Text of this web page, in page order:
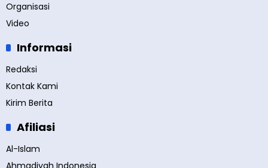
Organisasi
Video
Informasi
Redaksi
Kontak Kami
Kirim Berita
Afiliasi
Al-Islam